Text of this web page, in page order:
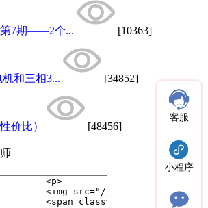
第7期——2个... [10363]
和三相3... [34852]
价比） [48456]
客服
小程序